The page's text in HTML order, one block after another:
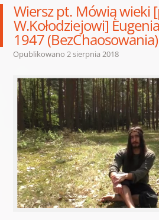
Wiersz pt. Mówią wieki
W.Kołodziejowi]
1947 (BezChaosowania)
Opublikowano 2 sierpnia 2018